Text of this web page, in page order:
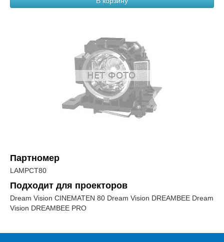
Партномер
LAMPCT80
Подходит для проекторов
Dream Vision CINEMATEN 80 Dream Vision DREAMBEE Dream
Vision DREAMBEE PRO